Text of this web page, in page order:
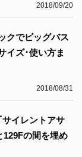
2018/09/20
2018/08/31
クでビッグバス
イズ･使い方ま
イレントアサ
129Fの間を埋め